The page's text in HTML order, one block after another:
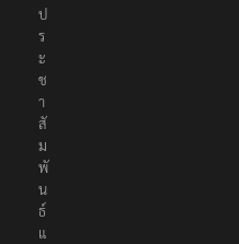
ป
ร
ะ
ช
า
สั
ม
พั
น
ธ์
แ